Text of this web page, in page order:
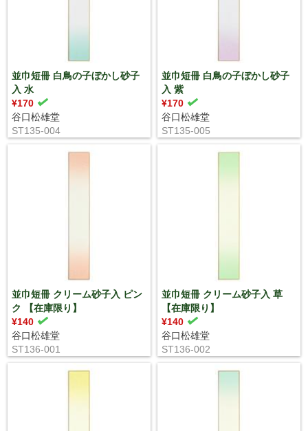
並巾短冊 白鳥の子ぼかし砂子
入 水
¥170
谷口松雄堂
ST135-004
並巾短冊 白鳥の子ぼかし砂子
入 紫
¥170
谷口松雄堂
ST135-005
並巾短冊 クリーム砂子入 ピン
ク 【在庫限り】
¥140
谷口松雄堂
ST136-001
並巾短冊 クリーム砂子入 草
【在庫限り】
¥140
谷口松雄堂
ST136-002